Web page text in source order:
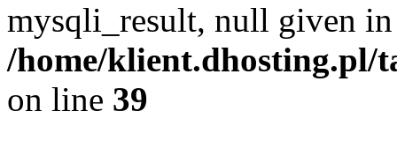
mysqli_result, null given in
/home/klient.dhosting.pl/
on line 39